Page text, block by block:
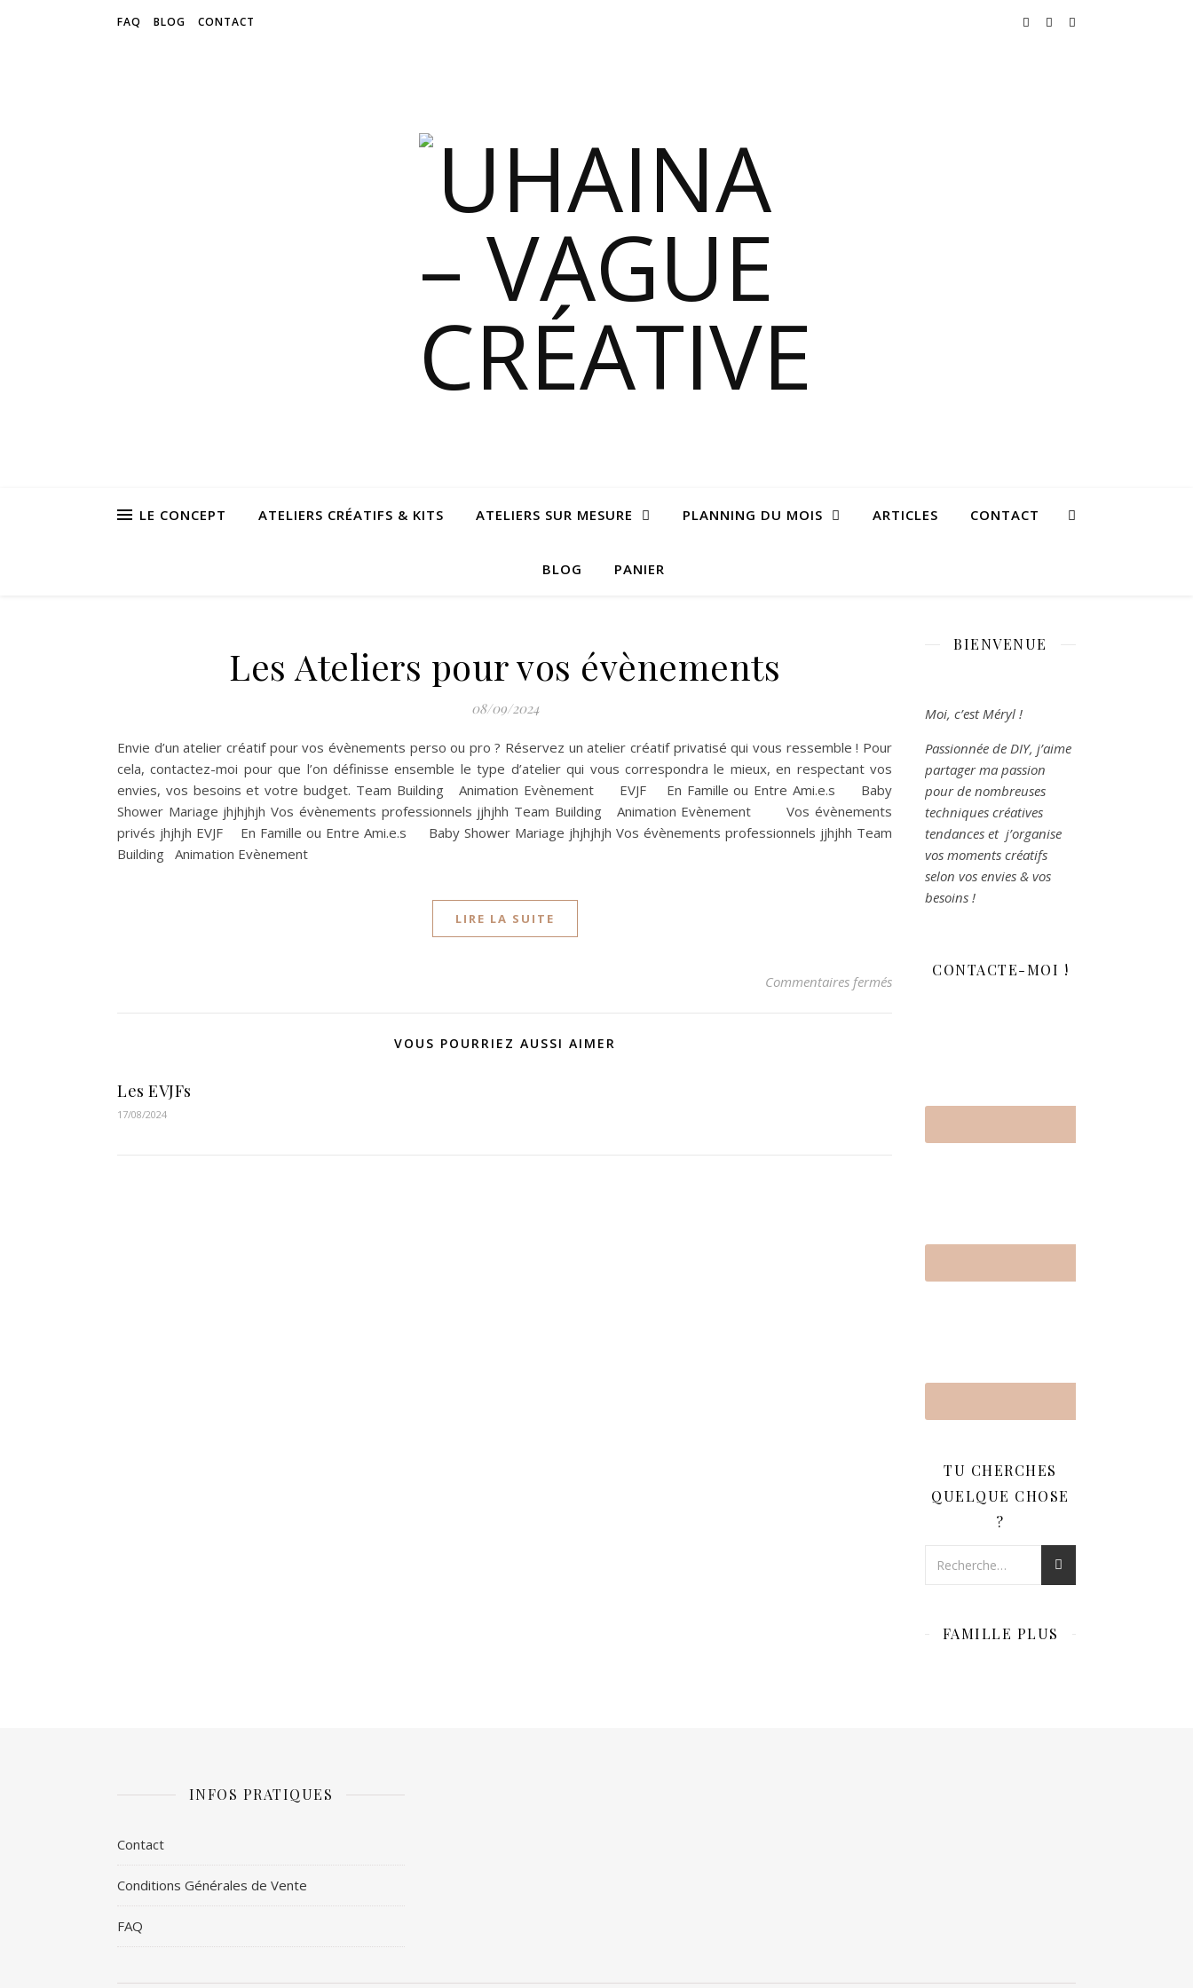
FAQ BLOG CONTACT
LE CONCEPT ATELIERS CRÉATIFS & KITS ATELIERS SUR MESURE PLANNING DU MOIS ARTICLES CONTACT
BLOG PANIER
Les Ateliers pour vos évènements
08/09/2024
Envie d’un atelier créatif pour vos évènements perso ou pro ? Réservez un atelier créatif privatisé qui vous ressemble ! Pour
cela, contactez-moi pour que l’on définisse ensemble le type d’atelier qui vous correspondra le mieux, en respectant vos
envies, vos besoins et votre budget. Team Building Animation Evènement EVJF En Famille ou Entre Ami.e.s Baby
Shower Mariage jhjhjhjh Vos évènements professionnels jjhjhh Team Building Animation Evènement Vos évènements
privés jhjhjh EVJF En Famille ou Entre Ami.e.s Baby Shower Mariage jhjhjhjh Vos évènements professionnels jjhjhh Team
Building Animation Evènement
LIRE LA SUITE
Commentaires fermés
VOUS POURRIEZ AUSSI AIMER
Les EVJFs
17/08/2024
BIENVENUE
Moi, c’est Méryl !
Passionnée de DIY, j’aime
partager ma passion
pour de nombreuses
techniques créatives
tendances et j’organise
vos moments créatifs
selon vos envies & vos
besoins !
CONTACTE-MOI !
TU CHERCHES
QUELQUE CHOSE
?
FAMILLE PLUS
INFOS PRATIQUES
Contact
Conditions Générales de Vente
FAQ